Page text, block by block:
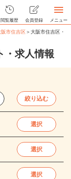
閲覧履歴 会員登録 メニュー
阪市住吉区＞大阪市住吉区・
・求人情報
絞り込む
選択
選択
選択